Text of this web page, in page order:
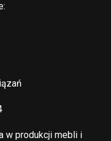
w produkcji mebli i